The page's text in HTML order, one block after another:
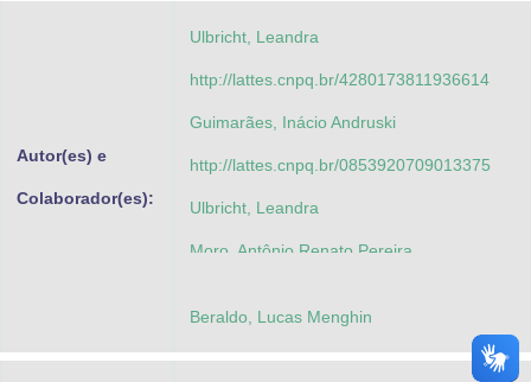
Autor(es) e
Colaborador(es):
Ulbricht, Leandra
http://lattes.cnpq.br/4280173811936614
Guimarães, Inácio Andruski
http://lattes.cnpq.br/0853920709013375
Ulbricht, Leandra
Moro, Antônio Renato Pereira
Beraldo, Lucas Menghin